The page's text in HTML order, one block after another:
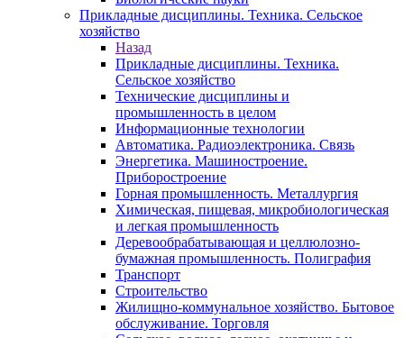
Прикладные дисциплины. Техника. Сельское
хозяйство
Назад
Прикладные дисциплины. Техника.
Сельское хозяйство
Технические дисциплины и
промышленность в целом
Информационные технологии
Автоматика. Радиоэлектроника. Связь
Энергетика. Машиностроение.
Приборостроение
Горная промышленность. Металлургия
Химическая, пищевая, микробиологическая
и легкая промышленность
Деревообрабатывающая и целлюлозно-
бумажная промышленность. Полиграфия
Транспорт
Строительство
Жилищно-коммунальное хозяйство. Бытовое
обслуживание. Торговля